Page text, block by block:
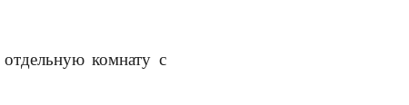
комнату с